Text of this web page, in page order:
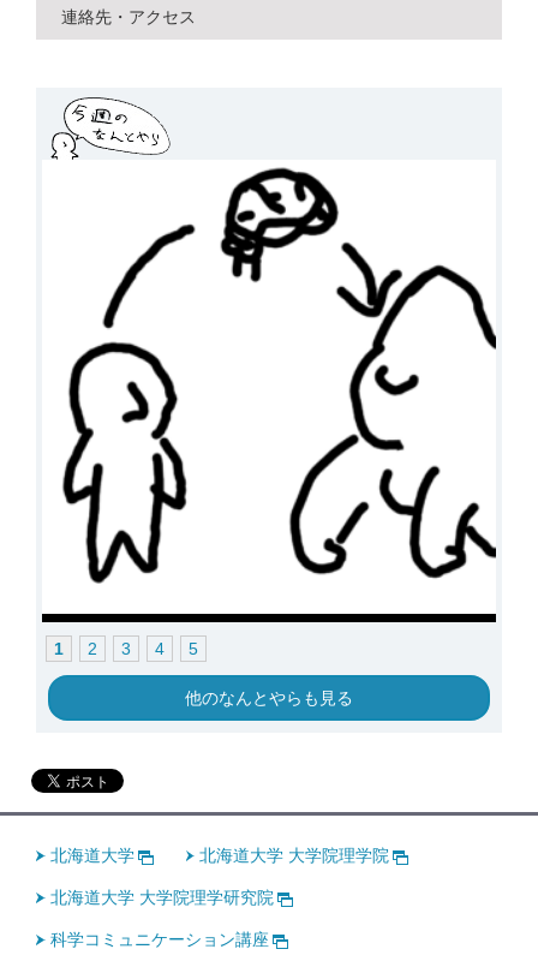
連絡先・アクセス
1 2 3 4 5
他のなんとやらも見る
北海道大学 北海道大学 大学院理学院
北海道大学 大学院理学研究院
科学コミュニケーション講座